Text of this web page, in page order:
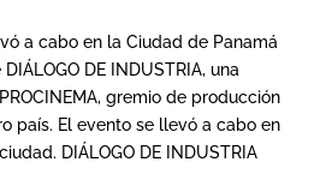
a cabo en la Ciudad de Panamá
DE INDUSTRIA, una
gremio de producción
país. El evento se llevó a cabo en
DIÁLOGO DE INDUSTRIA